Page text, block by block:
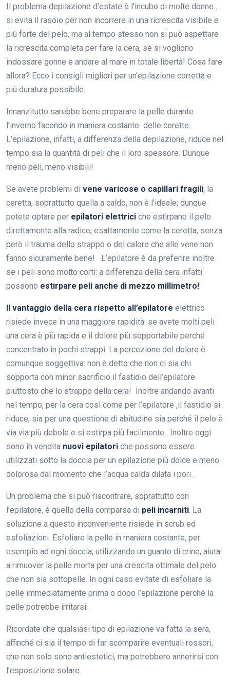
Il problema depilazione d’estate è l’incubo di molte donne…
si evita il rasoio per non incorrere in una ricrescita visibile e
più forte del pelo, ma al tempo stesso non si può aspettare
la ricrescita completa per fare la cera, se si vogliono
indossare gonne e andare al mare in totale libertà! Cosa fare
allora? Ecco i consigli migliori per un’epilazione corretta e
più duratura possibile.
Innanzitutto sarebbe bene preparare la pelle durante
l’inverno facendo in maniera costante delle cerette.
L’epilazione, infatti, a differenza della depilazione, riduce nel
tempo sia la quantità di peli che il loro spessore. Dunque
meno peli, meno visibili!
Se avete problemi di vene varicose o capillari fragili, la
ceretta, soprattutto quella a caldo, non è l’ideale; dunque
potete optare per epilatori elettrici che estirpano il pelo
direttamente alla radice, esattamente come la ceretta, senza
però il trauma dello strappo o del calore che alle vene non
fanno sicuramente bene! L’epilatore è da preferire inoltre
se i peli sono molto corti: a differenza della cera infatti
possono estirpare peli anche di mezzo millimetro!
Il vantaggio della cera rispetto all’epilatore elettrico
risiede invece in una maggiore rapidità: se avete molti peli
una cera è più rapida e il dolore più sopportabile perché
concentrato in pochi strappi. La percezione del dolore è
comunque soggettiva: non è detto che non ci sia chi
sopporta con minor sacrificio il fastidio dell’epilatore
piuttosto che lo strappo della cera! Inoltre andando avanti
nel tempo, per la cera così come per l’epilatore ,il fastidio si
riduce, sia per una questione di abitudine sia perché il pelo è
via via più debole e si estirpa più facilmente. Inoltre oggi
sono in vendita nuovi epilatori che possono essere
utilizzati sotto la doccia per un epilazione più dolce e meno
dolorosa dal momento che l’acqua calda dilata i pori .
Un problema che si può riscontrare, soprattutto con
l’epilatore, è quello della comparsa di peli incarniti. La
soluzione a questo inconveniente risiede in scrub ed
esfoliazioni. Esfoliare la pelle in maniera costante, per
esempio ad ogni doccia, utilizzando un guanto di crine, aiuta
a rimuover la pelle morta per una crescita ottimale del pelo
che non sia sottopelle. In ogni caso evitate di esfoliare la
pelle immediatamente prima o dopo l’epilazione perché la
pelle potrebbe irritarsi.
Ricordate che qualsiasi tipo di epilazione va fatta la sera,
affinché ci sia il tempo di far scomparire eventuali rossori,
che non solo sono antiestetici, ma potrebbero annerirsi con
l’esposizione solare.